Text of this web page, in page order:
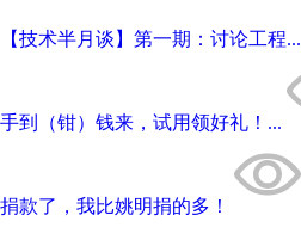
【技术半月谈】第一期：讨论工程...
手到（钳）钱来，试用领好礼！...
捐款了，我比姚明捐的多！